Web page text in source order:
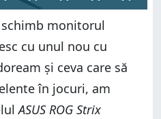
monitorul
cu unul nou cu
și ceva care să
în jocuri, am
ASUS ROG Strix